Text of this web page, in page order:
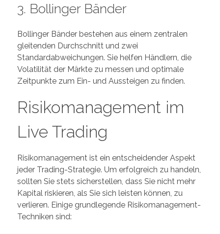
3. Bollinger Bänder
Bollinger Bänder bestehen aus einem zentralen
gleitenden Durchschnitt und zwei
Standardabweichungen. Sie helfen Händlern, die
Volatilität der Märkte zu messen und optimale
Zeitpunkte zum Ein- und Aussteigen zu finden.
Risikomanagement im
Live Trading
Risikomanagement ist ein entscheidender Aspekt
jeder Trading-Strategie. Um erfolgreich zu handeln,
sollten Sie stets sicherstellen, dass Sie nicht mehr
Kapital riskieren, als Sie sich leisten können, zu
verlieren. Einige grundlegende Risikomanagement-
Techniken sind: